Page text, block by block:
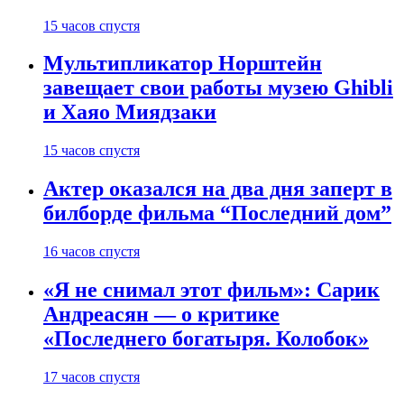
15 часов спустя
Мультипликатор Норштейн
завещает свои работы музею Ghibli
и Хаяо Миядзаки
15 часов спустя
Актер оказался на два дня заперт в
билборде фильма “Последний дом”
16 часов спустя
«Я не снимал этот фильм»: Сарик
Андреасян — о критике
«Последнего богатыря. Колобок»
17 часов спустя